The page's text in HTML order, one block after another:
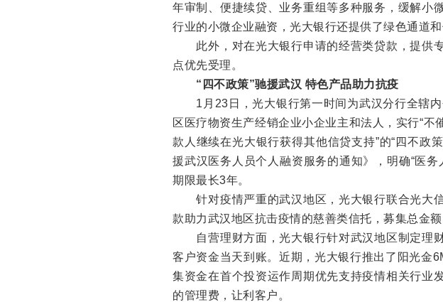
年审制、便捷续贷、业务重组等多种服务，缓解小
行业的小微企业融资，光大银行还提供了绿色通道和
此外，对在光大银行申请的经营类贷款，提供
点优先受理。
“四不政策”驰援武汉 特色产品助力抗疫
1月23日，光大银行第一时间为武汉分行全辖内
区医疗物资生产经销企业小企业主和法人，实行“
款人继续在光大银行获得其他信贷支持”的“四不政
援武汉医务人员个人融资服务的通知》，明确“医
期限最长3年。
针对疫情严重的武汉地区，光大银行联合光大
款助力武汉地区抗击疫情的慈善类信托，募集总金
自营理财方面，光大银行针对武汉地区制定理
客户资金当天到账。近期，光大银行推出了阳光金
集资金在首个投资运作周期优先支持疫情相关行业
的管理费，让利客户。